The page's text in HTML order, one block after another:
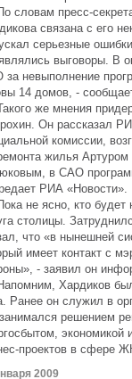
пресс-
связана с его
серьезные
выговоры. В
невыполнение
14 домов, -
же мнения
Он рассказал
комиссии,
жилья
в САО
РИА «Новости».
не ясно, кто будет
столицы.
что «в нынешней
имеет контакт с
- заявил он
Хардиков
Ранее он служил в
решением
экономикой
проектов в сфере
2009